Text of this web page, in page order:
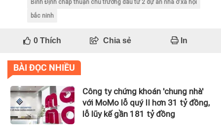
Bình Định chấp thuận chủ trương đầu tư 2 dự án nhà ở xã hội
bắc ninh
0Thích Chia sẻ In
BÀI ĐỌC NHIỀU
Công ty chứng khoán 'chung nhà'
với MoMo lỗ quý II hơn 31 tỷ đồng,
lỗ lũy kế gần 181 tỷ đồng